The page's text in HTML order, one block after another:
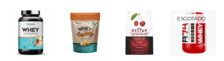
ESGOTADO